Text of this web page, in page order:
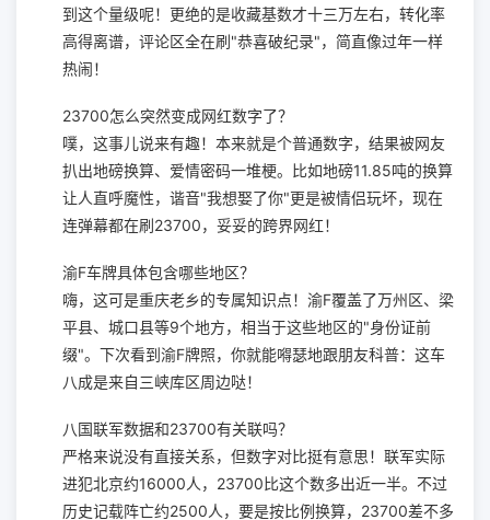
到这个量级呢！更绝的是收藏基数才十三万左右，转化率
高得离谱，评论区全在刷"恭喜破纪录"，简直像过年一样
热闹！
23700怎么突然变成网红数字了？
噗，这事儿说来有趣！本来就是个普通数字，结果被网友
扒出地磅换算、爱情密码一堆梗。比如地磅11.85吨的换算
让人直呼魔性，谐音"我想娶了你"更是被情侣玩坏，现在
连弹幕都在刷23700，妥妥的跨界网红！
渝F车牌具体包含哪些地区？
嗨，这可是重庆老乡的专属知识点！渝F覆盖了万州区、梁
平县、城口县等9个地方，相当于这些地区的"身份证前
缀"。下次看到渝F牌照，你就能嘚瑟地跟朋友科普：这车
八成是来自三峡库区周边哒！
八国联军数据和23700有关联吗？
严格来说没有直接关系，但数字对比挺有意思！联军实际
进犯北京约16000人，23700比这个数多出近一半。不过
历史记载阵亡约2500人，要是按比例换算，23700差不多